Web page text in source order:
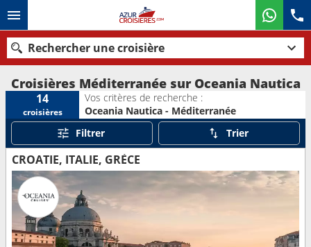
Rechercher une croisière
Nos destinations
Mois de départ
Ports Compagnies
Croisières Méditerranée sur Oceania Nautica
14
croisières
Vos critères de recherche :
Oceania Nautica - Méditerranée
Filtrer
Trier
CROATIE, ITALIE, GRÈCE